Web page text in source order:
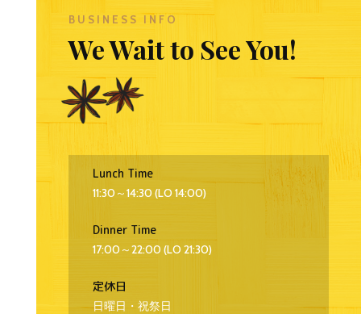
BUSINESS INFO
We Wait to See You!
Lunch Time
11:30～14:30 (LO 14:00)
Dinner Time
17:00～22:00 (LO 21:30)
定休日
日曜日・祝祭日